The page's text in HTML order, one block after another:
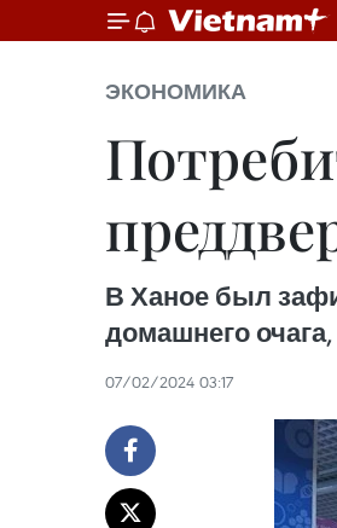
ЭКОНОМИКА
В Ханое был
домашнего
07/02/2024 03:17